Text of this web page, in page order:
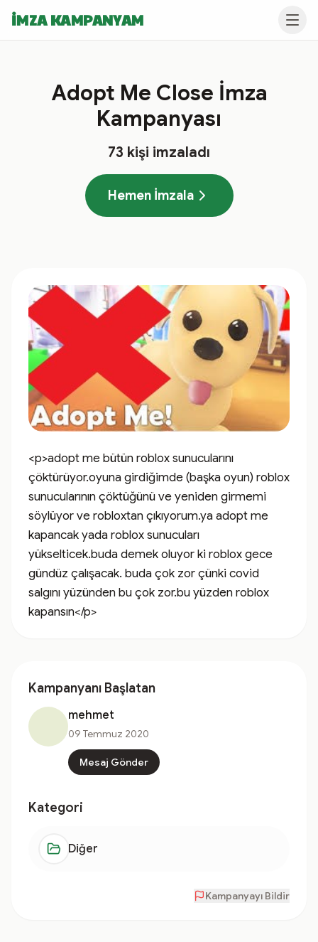
İMZA KAMPANYAM
Adopt Me Close İmza
Kampanyası
73 kişi imzaladı
Hemen İmzala
<p>adopt me bütün roblox sunucularını
çöktürüyor.oyuna girdiğimde (başka oyun) roblox
sunucularının çöktüğünü ve yeniden girmemi
söylüyor ve robloxtan çıkıyorum.ya adopt me
kapancak yada roblox sunucuları
yükselticek.buda demek oluyor ki roblox gece
gündüz çalışacak. buda çok zor çünki covid
salgını yüzünden bu çok zor.bu yüzden roblox
kapansın</p>
Kampanyanı Başlatan
mehmet
09 Temmuz 2020
Mesaj Gönder
Kategori
Diğer
Kampanyayı Bildir